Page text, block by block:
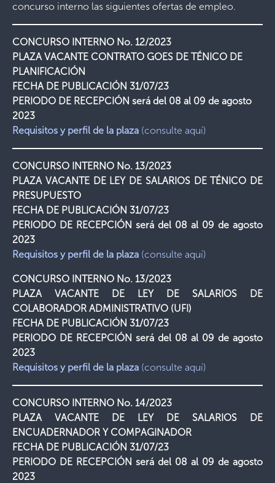
concurso interno las siguientes ofertas de empleo.
CONCURSO INTERNO No. 12/2023
PLAZA VACANTE CONTRATO GOES DE TÉNICO DE
PLANIFICACIÓN
FECHA DE PUBLICACIÓN 31/07/23
PERIODO DE RECEPCIÓN será del 08 al 09 de agosto
2023
Requisitos y perfil de la plaza (consulte aquí)
CONCURSO INTERNO No. 13/2023
PLAZA VACANTE DE LEY DE SALARIOS DE TÉNICO DE
PRESUPUESTO
FECHA DE PUBLICACIÓN 31/07/23
PERIODO DE RECEPCIÓN será del 08 al 09 de agosto
2023
Requisitos y perfil de la plaza (consulte aquí)
CONCURSO INTERNO No. 13/2023
PLAZA VACANTE DE LEY DE SALARIOS DE
COLABORADOR ADMINISTRATIVO (UFI)
FECHA DE PUBLICACIÓN 31/07/23
PERIODO DE RECEPCIÓN será del 08 al 09 de agosto
2023
Requisitos y perfil de la plaza (consulte aquí)
CONCURSO INTERNO No. 14/2023
PLAZA VACANTE DE LEY DE SALARIOS DE
ENCUADERNADOR Y COMPAGINADOR
FECHA DE PUBLICACIÓN 31/07/23
PERIODO DE RECEPCIÓN será del 08 al 09 de agosto
2023